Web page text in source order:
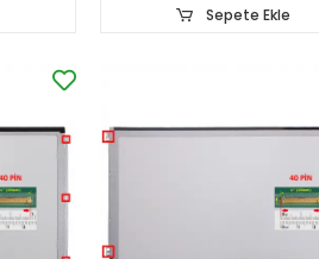
Sepete Ekle